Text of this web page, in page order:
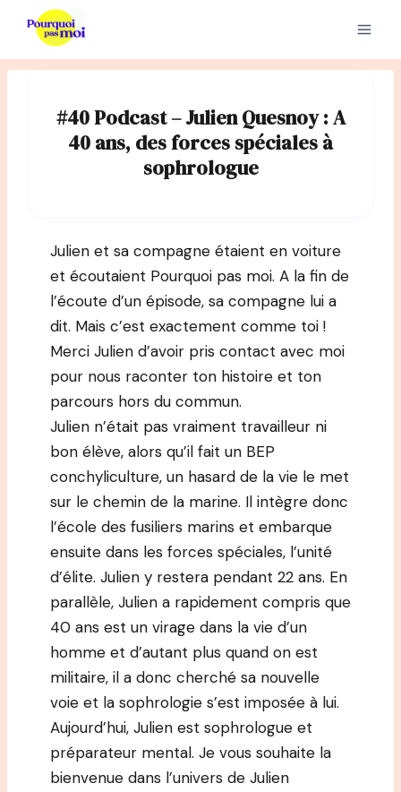
contenu
#40 Podcast – Julien Quesnoy : A
40 ans, des forces spéciales à
sophrologue
Julien et sa compagne étaient en voiture
et écoutaient Pourquoi pas moi. A la fin de
l’écoute d’un épisode, sa compagne lui a
dit. Mais c’est exactement comme toi !
Merci Julien d’avoir pris contact avec moi
pour nous raconter ton histoire et ton
parcours hors du commun.
Julien n’était pas vraiment travailleur ni
bon élève, alors qu’il fait un BEP
conchyliculture, un hasard de la vie le met
sur le chemin de la marine. Il intègre donc
l’école des fusiliers marins et embarque
ensuite dans les forces spéciales, l’unité
d’élite. Julien y restera pendant 22 ans. En
parallèle, Julien a rapidement compris que
40 ans est un virage dans la vie d’un
homme et d’autant plus quand on est
militaire, il a donc cherché sa nouvelle
voie et la sophrologie s’est imposée à lui.
Aujourd’hui, Julien est sophrologue et
préparateur mental. Je vous souhaite la
bienvenue dans l’univers de Julien